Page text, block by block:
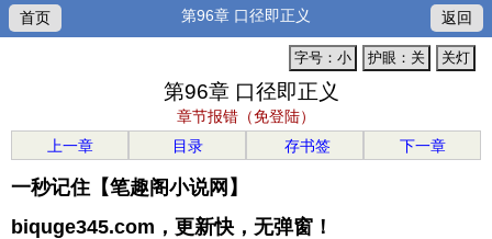
首页 第96章 口径即正义 返回
关灯
护眼：关
字号：小
第96章 口径即正义
章节报错（免登陆）
上一章
目录 存书签 下一章
一秒记住【笔趣阁小说网】
biquge345.com，更新快，无弹窗！